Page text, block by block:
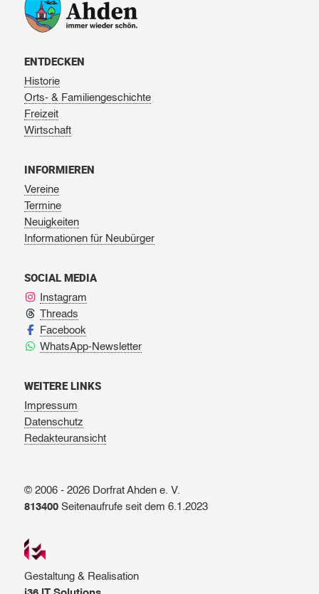
ENTDECKEN
Historie
Orts- & Familiengeschichte
Freizeit
Wirtschaft
INFORMIEREN
Vereine
Termine
Neuigkeiten
Informationen für Neubürger
SOCIAL MEDIA
Instagram
Threads
Facebook
WhatsApp-Newsletter
WEITERE LINKS
Impressum
Datenschutz
Redakteuransicht
© 2006 - 2026 Dorfrat Ahden e. V.
813400Seitenaufrufe seit dem 6.1.2023
Gestaltung & Realisation